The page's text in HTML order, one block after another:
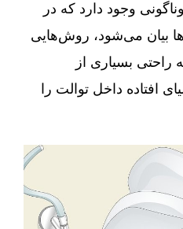
وجود دارد که در
بیان می‌شود، روش‌هایی
راحتی بسیاری از
افتاده داخل توالت را